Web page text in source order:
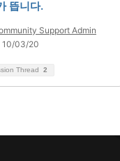
뜹니다.
Support Admin
10/03/20
Thread 2